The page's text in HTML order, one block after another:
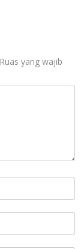
Ruas yang wajib